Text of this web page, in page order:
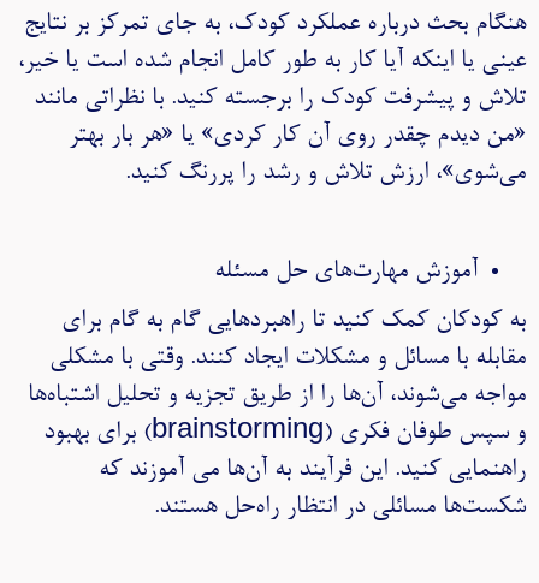
هنگام بحث درباره عملکرد کودک، به جای تمرکز بر نتایج
عینی یا اینکه آیا کار به طور کامل انجام شده است یا خیر،
تلاش و پیشرفت کودک را برجسته کنید. با نظراتی مانند
«من دیدم چقدر روی آن کار کردی» یا «هر بار بهتر
می‌شوی»، ارزش تلاش و رشد را پررنگ کنید.
آموزش مهارت‌های حل مسئله
به کودکان کمک کنید تا راهبردهایی گام به گام برای
مقابله با مسائل و مشکلات ایجاد کنند. وقتی با مشکلی
مواجه می‌شوند، آن‌ها را از طریق تجزیه و تحلیل اشتباه‌ها
و سپس طوفان فکری (brainstorming) برای بهبود
راهنمایی کنید. این فرآیند به آن‌ها می آموزند که
شکست‌ها مسائلی در انتظار راه‌حل هستند.